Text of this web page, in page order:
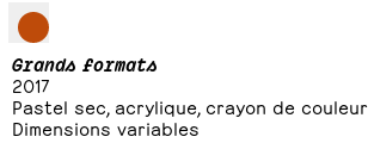
Grands formats
2017
Pastel sec, acrylique, crayon de couleur
Dimensions variables